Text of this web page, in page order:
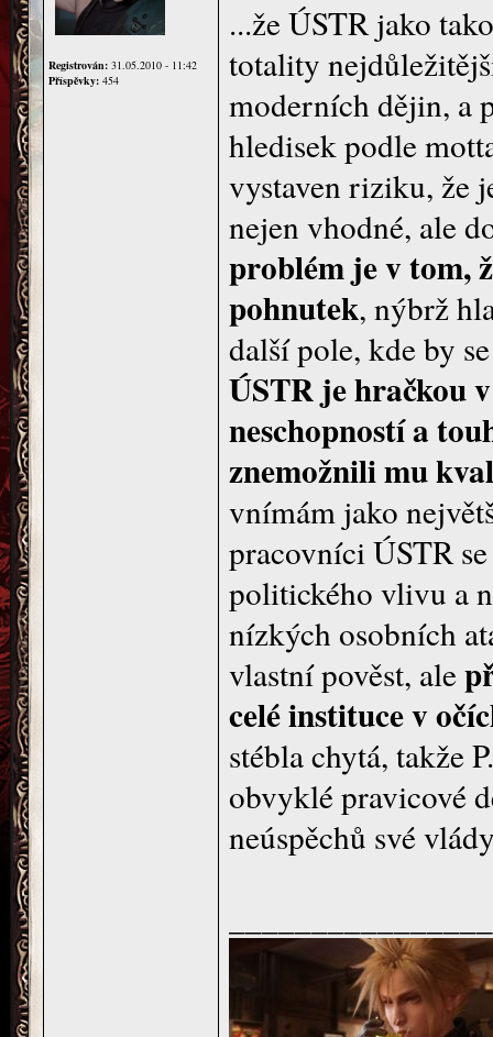
Registrován: 31.05.2010 - 11:42
Příspěvky: 454
...že ÚSTR jako
totality
moderních dějin, a
hledisek podle
vystaven riziku, že
nejen vhodné, ale
problém je v tom,
pohnutek, nýbrž
další pole, kde by
ÚSTR je hračkou
neschopností a
znemožnili mu
vnímám jako
pracovníci ÚSTR
politického vlivu a
nízkých osobních
vlastní pověst, ale
celé instituce v
stébla chytá, takže
obvyklé pravicové
neúspěchů své